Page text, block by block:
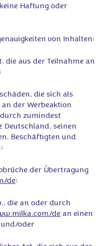
Haftung oder
von Inhalten;
die aus der Teilnahme an
die sich als
der Werbeaktion
zumindest
Deutschland, seinen
Beschäftigten und
der Übertragung
de;
die an oder durch
de an einen
und/oder